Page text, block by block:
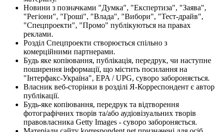
Новини з позначками "Думка", "Експертиза", "Заява",
"Регіони", "Гроші", "Влада", "Вибори", "Тест-драйв",
"Спецпроекти", "Промо" публікуються на правах
реклами.
Розділ Спецпроекти створюється спільно з
комерційними партнерами.
Будь яке копіювання, публікація, передрук, чи наступне
поширення інформації, що містить посилання на
"Інтерфакс-Україна", EPA / UPG, суворо забороняється.
Власник веб-сторінки в розділі Я-Корреспондент є автор
публікації.
Будь-яке копіювання, передрук та відтворення
фотографічних творів та/або аудіовізуальних творів
правовласника Getty Images - суворо забороняється.